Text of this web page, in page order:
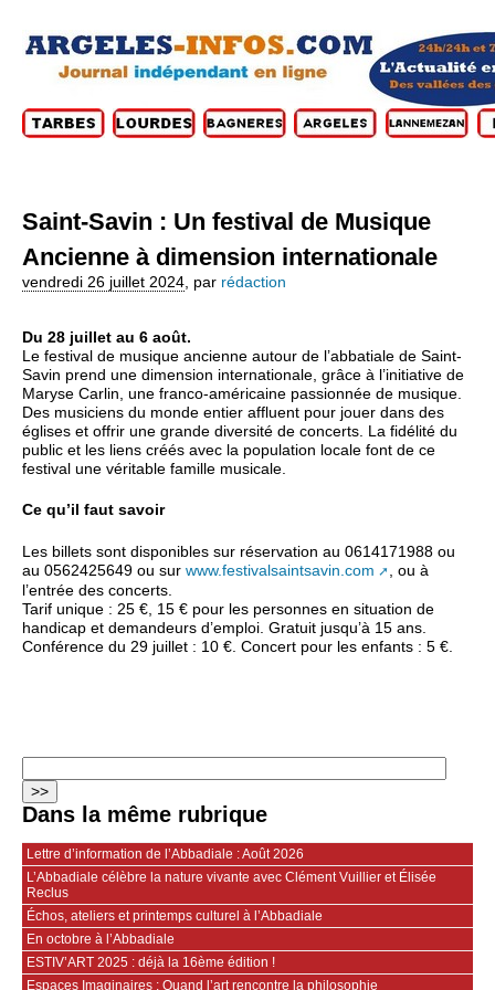
Saint-Savin : Un festival de Musique
Ancienne à dimension internationale
vendredi 26 juillet 2024 par rédaction
Du 28 juillet au 6 août.
Le festival de musique ancienne autour de l’abbatiale de Saint-
Savin prend une dimension internationale, grâce à l’initiative de
Maryse Carlin, une franco-américaine passionnée de musique.
Des musiciens du monde entier affluent pour jouer dans des
églises et offrir une grande diversité de concerts. La fidélité du
public et les liens créés avec la population locale font de ce
festival une véritable famille musicale.
Ce qu’il faut savoir
Les billets sont disponibles sur réservation au 0614171988 ou
au 0562425649 ou sur www.festivalsaintsavin.com
, ou à
l’entrée des concerts.
Tarif unique : 25 €, 15 € pour les personnes en situation de
handicap et demandeurs d’emploi. Gratuit jusqu’à 15 ans.
Conférence du 29 juillet : 10 €. Concert pour les enfants : 5 €.
Dans la même rubrique
Lettre d’information de l’Abbadiale : Août 2026
L’Abbadiale célèbre la nature vivante avec Clément Vuillier et Élisée
Reclus
Échos, ateliers et printemps culturel à l’Abbadiale
En octobre à l’Abbadiale
ESTIV’ART 2025 : déjà la 16ème édition !
Espaces Imaginaires : Quand l’art rencontre la philosophie